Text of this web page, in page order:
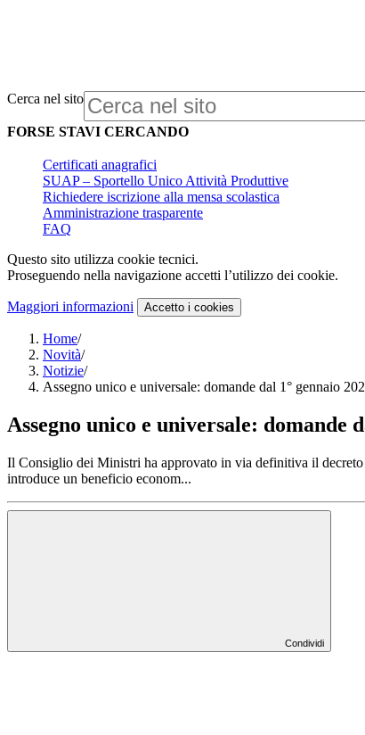
Cerca nel sito
FORSE STAVI CERCANDO
Certificati anagrafici
SUAP – Sportello Unico Attività Produttive
Richiedere iscrizione alla mensa scolastica
Amministrazione trasparente
FAQ
Questo sito utilizza cookie tecnici.
Proseguendo nella navigazione accetti l’utilizzo dei cookie.
Maggiori informazioni Accetto i cookies
Home/
Novità/
Notizie/
Assegno unico e universale: domande dal 1° gennaio
Assegno unico e universale: domande
Il Consiglio dei Ministri ha approvato in via definitiva il
introduce un beneficio econom...
Condividi